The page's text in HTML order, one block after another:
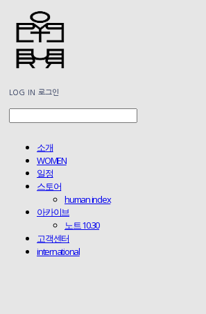
LOG IN 로그인
소개
WOMEN
일정
스토어
human index
아카이브
노트 10.30
고객센터
international